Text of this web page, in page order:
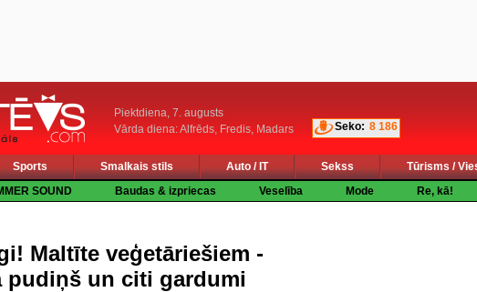
Piektdiena, 7. augusts
Vārda diena: Alfrēds, Fredis, Madars
Seko: 8 186
Sports Smalkais stils Auto / IT Sekss
Tūrisms /
SOUND Baudas & izpriecas Veselība Mode Re, kā!
Maltīte veģetāriešiem -
pudiņš un citi gardumi